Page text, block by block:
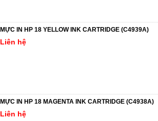
MỰC IN HP 18 YELLOW INK CARTRIDGE (C4939A)
Liên hệ
MỰC IN HP 18 MAGENTA INK CARTRIDGE (C4938A)
Liên hệ